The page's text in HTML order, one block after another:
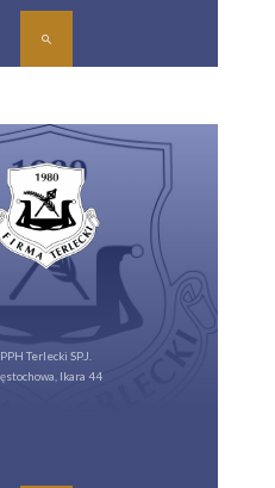
PPH Terlecki SP.J.
Ikara 44